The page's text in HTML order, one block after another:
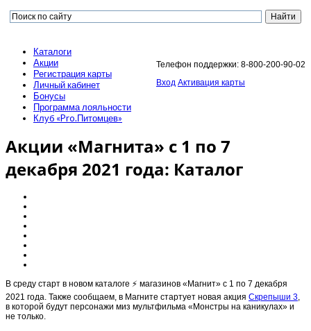
Телефон поддержки: 8-800-200-90-02
Вход Активация карты
Каталоги
Акции
Регистрация карты
Личный кабинет
Бонусы
Программа лояльности
Клуб «Pro.Питомцев»
Акции «Магнита» с 1 по 7
декабря 2021 года: Каталог
В среду старт в новом каталоге ⚡️ магазинов «Магнит» с 1 по 7 декабря
2021 года. Также сообщаем, в Магните стартует новая акция Скрепыши 3,
в которой будут персонажи миз мультфильма «Монстры на каникулах» и
не только.